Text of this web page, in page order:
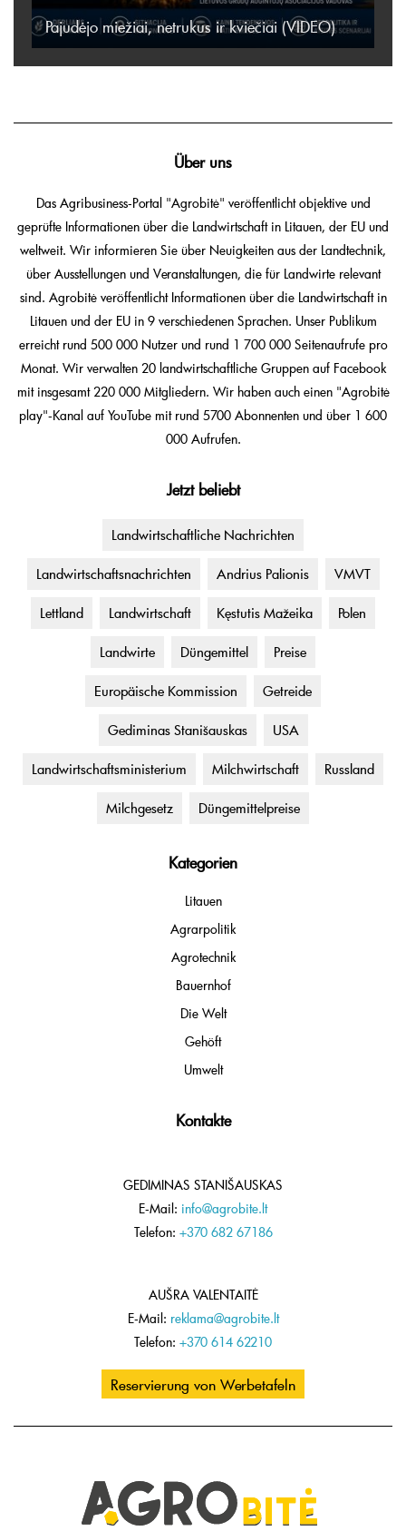
Pajudėjo miežiai, netrukus ir kviečiai (VIDEO)
Über uns
Das Agribusiness-Portal "Agrobitė" veröffentlicht objektive und
geprüfte Informationen über die Landwirtschaft in Litauen, der EU und
weltweit. Wir informieren Sie über Neuigkeiten aus der Landtechnik,
über Ausstellungen und Veranstaltungen, die für Landwirte relevant
sind. Agrobitė veröffentlicht Informationen über die Landwirtschaft in
Litauen und der EU in 9 verschiedenen Sprachen. Unser Publikum
erreicht rund 500 000 Nutzer und rund 1 700 000 Seitenaufrufe pro
Monat. Wir verwalten 20 landwirtschaftliche Gruppen auf Facebook
mit insgesamt 220 000 Mitgliedern. Wir haben auch einen "Agrobitė
play"-Kanal auf YouTube mit rund 5700 Abonnenten und über 1 600
000 Aufrufen.
Jetzt beliebt
Landwirtschaftliche Nachrichten
Landwirtschaftsnachrichten Andrius Palionis VMVT
Lettland Landwirtschaft Kęstutis Mažeika Polen
Landwirte Düngemittel Preise
Europäische Kommission Getreide
Gediminas Stanišauskas USA
Landwirtschaftsministerium Milchwirtschaft Russland
Milchgesetz Düngemittelpreise
Kategorien
Litauen
Agrarpolitik
Agrotechnik
Bauernhof
Die Welt
Gehöft
Umwelt
Kontakte
GEDIMINAS STANIŠAUSKAS
E-Mail: info@agrobite.lt
Telefon: +370 682 67186
AUŠRA VALENTAITĖ
E-Mail: reklama@agrobite.lt
Telefon: +370 614 62210
Reservierung von Werbetafeln